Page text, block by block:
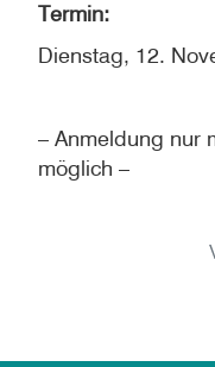
Termin:
Dienstag, 12.
– Anmeldung nur
möglich –